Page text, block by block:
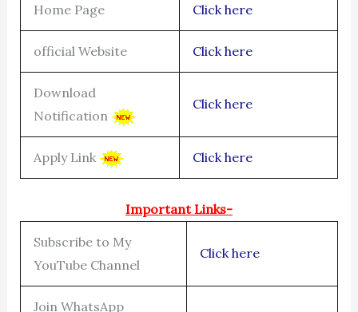
Home Page Click here
official Website Click here
Download
Notification
Click here
Apply Link Click here
Important Links-
Subscribe to My
YouTube Channel
Click here
Join WhatsApp